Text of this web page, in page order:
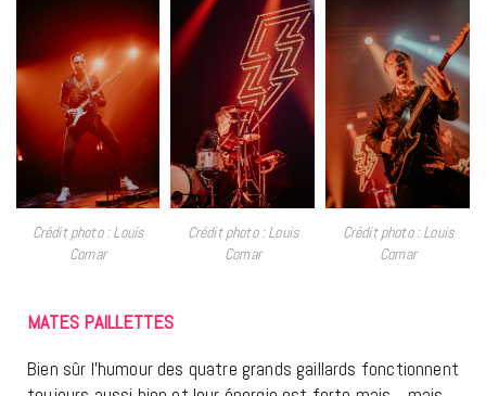
Crédit photo : Louis
Comar
Crédit photo : Louis
Comar
Crédit photo : Louis
Comar
MATES PAILLETTES
Bien sûr l’humour des quatre grands gaillards fonctionnent